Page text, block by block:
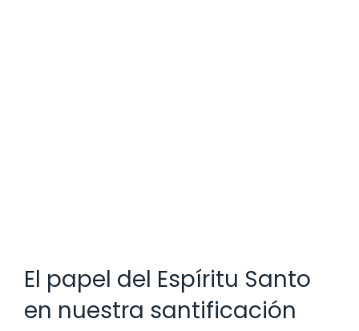
El papel del Espíritu Santo
en nuestra santificación